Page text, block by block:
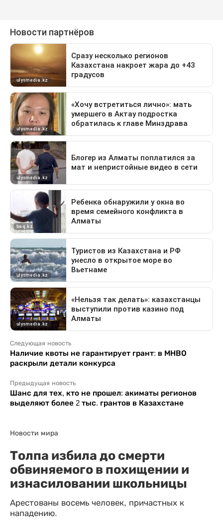
Следующая новость
Наличие квоты не гарантирует грант: в МНВО
раскрыли детали конкурса
Предыдущая новость
Шанс для тех, кто не прошел: акиматы регионов
выделяют более 2 тыс. грантов в Казахстане
Новости мира
Толпа избила до смерти
обвиняемого в похищении и
изнасиловании школьницы
Арестованы восемь человек, причастных к
нападению.